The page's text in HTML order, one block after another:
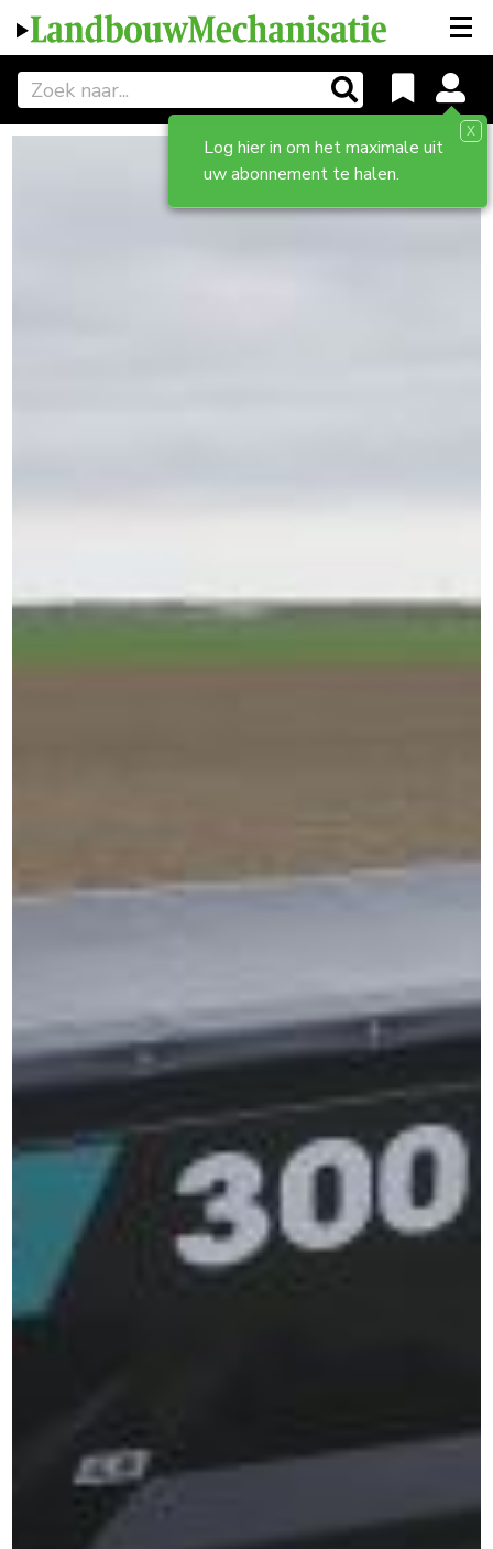
Log hier in om het maximale uit
uw abonnement te halen.
X